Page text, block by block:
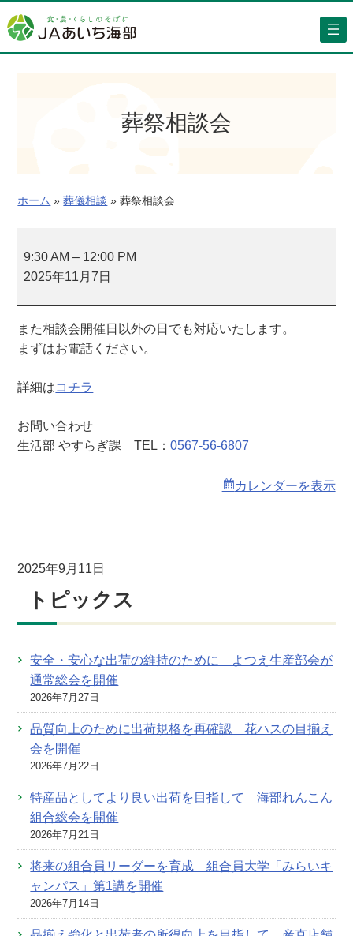
容
を
葬祭相談会
ホーム » 葬儀相談 » 葬祭相談会
祭
相
9:30 AM – 12:00 PM
2025年11月7日
また相談会開催日以外の日でも対応いたします。
まずはお電話ください。
詳細はコチラ
お問い合わせ
生活部 やすらぎ課 TEL：0567-56-6807
カレンダーを表示
2025年9月11日
トピックス
安全・安心な出荷の維持のために よつえ生産部会が
通常総会を開催
2026年7月27日
品質向上のために出荷規格を再確認 花ハスの目揃え
会を開催
2026年7月22日
特産品としてより良い出荷を目指して 海部れんこん
組合総会を開催
2026年7月21日
将来の組合員リーダーを育成 組合員大学「みらいキ
ャンパス」第1講を開催
2026年7月14日